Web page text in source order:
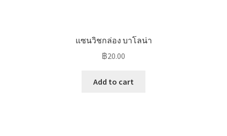
แซนวิชกล่อง บาโลน่า
฿20.00
Add to cart